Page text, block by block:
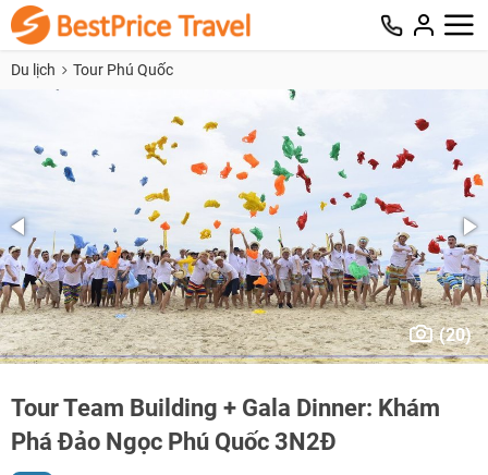
Du lịch Tour Phú Quốc
(20)
Tour Team Building + Gala Dinner: Khám
Phá Đảo Ngọc Phú Quốc 3N2Đ